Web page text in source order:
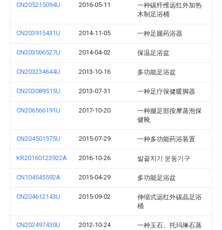
CN205215094U 2016-05-11
一种碳纤维远红外加热
木制足浴桶
CN203915431U 2014-11-05 一种足腿药浴器
CN203506527U 2014-04-02 保温足浴盆
CN203234644U 2013-10-16 多功能足浴盆
CN203089515U 2013-07-31 一种足疗保健暖脚器
CN206566191U 2017-10-20
一种腿足部按摩蒸泡保
健靴
CN204501575U 2015-07-29 一种多功能药浴装置
KR20160123922A 2016-10-26 발끝치기 운동기구
CN104545592A 2015-04-29 多功能足浴盆
CN204612143U 2015-09-02
伸缩式远红外碳晶足浴
桶
CN202497430U 2012-10-24
一种玉石、托玛琳石蒸